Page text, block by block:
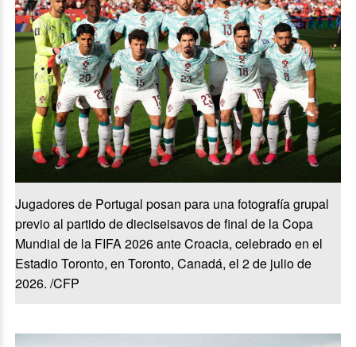
Jugadores de Portugal posan para una fotografía grupal
previo al partido de dieciseisavos de final de la Copa
Mundial de la FIFA 2026 ante Croacia, celebrado en el
Estadio Toronto, en Toronto, Canadá, el 2 de julio de
2026. /CFP